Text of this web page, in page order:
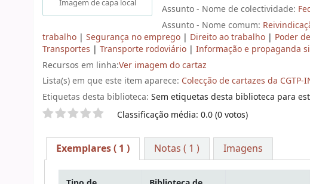
Imagem de capa local
Assunto - Nome de colectividade:
Assunto - Nome comum:
trabalho | Segurança no emprego | Direito ao trabalho | Poder
Transportes | Transporte rodoviário | Informação e propaganda
Recursos em linha:Ver imagem do cartaz
Lista(s) em que este item aparece: Colecção de cartazes da CGTP-
Etiquetas desta biblioteca: Sem etiquetas desta biblioteca para
Pontuação Classificação média: 0.0 (0 votos)
Exemplares( 1 ) Notas ( 1 ) Imagens